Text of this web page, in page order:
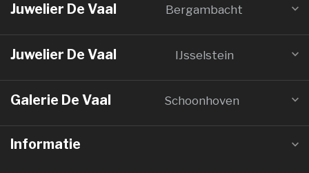
Juwelier De Vaal Bergambacht
Juwelier De Vaal IJsselstein
Galerie De Vaal Schoonhoven
Informatie